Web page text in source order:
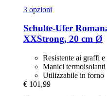
3 opzioni
Schulte-Ufer
XXStrong, 20 cm Ø
Resistente ai graffi
Manici termoisolanti
Utilizzabile in forno
€ 101,99